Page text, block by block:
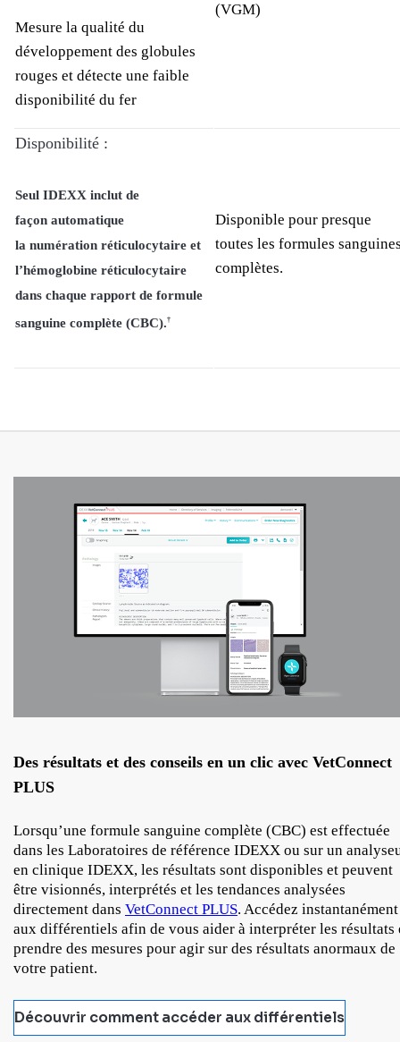
Mesure la qualité du
développement des globules
rouges et détecte une faible
disponibilité du fer
(VGM)
Disponibilité :
Seul IDEXX inclut de
façon automatique
la numération réticulocytaire et
l’hémoglobine réticulocytaire
dans chaque rapport de formule
sanguine complète (CBC).†
Disponible pour presque
toutes les formules
complètes.
Des résultats et des conseils en un clic avec VetConnect
PLUS
Lorsqu’une formule sanguine complète (CBC) est effectuée
dans les Laboratoires de référence IDEXX ou sur un
en clinique IDEXX, les résultats sont disponibles et peuvent
être visionnés, interprétés et les tendances analysées
directement dans VetConnect PLUS. Accédez instantanément
aux différentiels afin de vous aider à interpréter les résultats
prendre des mesures pour agir sur des résultats anormaux de
votre patient.
Découvrir comment accéder aux différentiels